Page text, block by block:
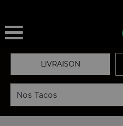
LIVRAISON